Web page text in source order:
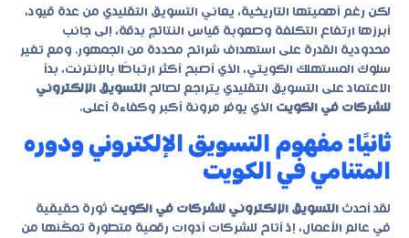
لكن رغم أهميتها التاريخية، يعاني التسويق التقليدي من عدة قيود،
أبرزها ارتفاع التكلفة وصعوبة قياس النتائج بدقة، إلى جانب
محدودية القدرة على استهداف شرائح محددة من الجمهور. ومع تغير
سلوك المستهلك الكويتي، الذي أصبح أكثر ارتباطًا بالإنترنت، بدأ
الاعتماد على التسويق التقليدي يتراجع لصالح التسويق الإلكتروني
للشركات في الكويت الذي يوفر مرونة أكبر وكفاءة أعلى.
ثانيًا: مفهوم التسويق الإلكتروني ودوره
المتنامي في الكويت
لقد أحدث التسويق الإلكتروني للشركات في الكويت ثورة حقيقية
في عالم الأعمال، إذ أتاح للشركات أدوات رقمية متطورة تمكّنها من